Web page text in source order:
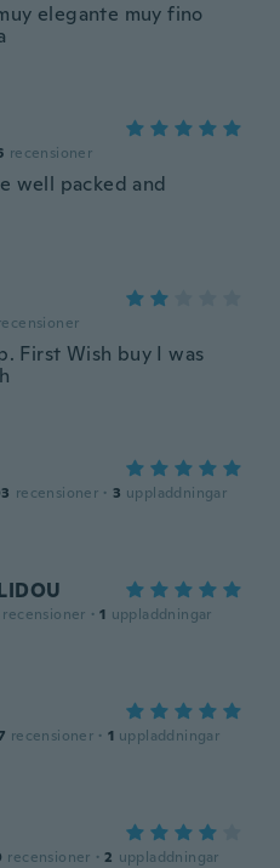
elegante muy fino
recensioner
well packed and
First Wish buy I was
recensioner · 3 uppladdningar
recensioner · 1 uppladdningar
recensioner · 1 uppladdningar
recensioner · 2 uppladdningar